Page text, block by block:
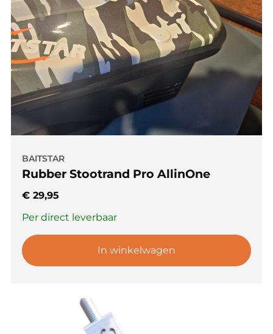
BAITSTAR
Rubber Stootrand Pro AllinOne
€ 29,95
Per direct leverbaar
In winkelwagen